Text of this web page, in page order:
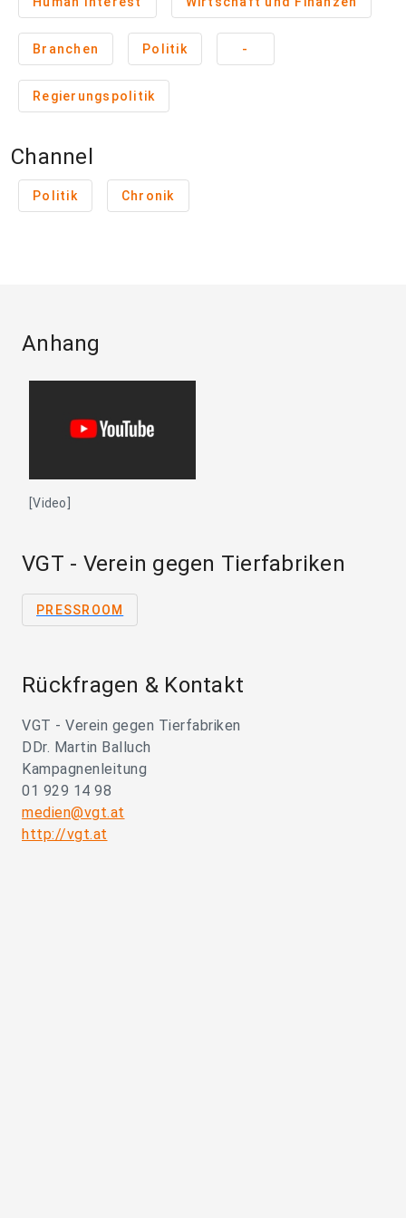
Branchen Politik -
Regierungspolitik
Channel
Politik Chronik
Anhang
[Video]
VGT - Verein gegen Tierfabriken
PRESSROOM
Rückfragen & Kontakt
VGT - Verein gegen Tierfabriken
DDr. Martin Balluch
Kampagnenleitung
01 929 14 98
medien@vgt.at
http://vgt.at